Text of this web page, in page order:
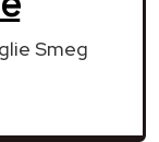
Smeg